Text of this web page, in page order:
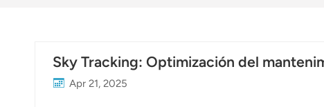
Español
Sky Tracking: Optimización del
Apr 21, 2025